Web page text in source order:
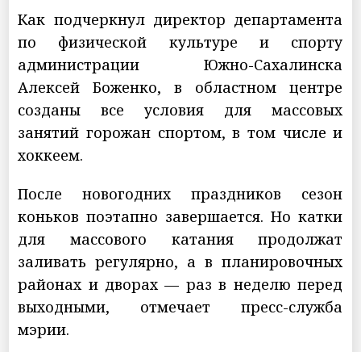
Как подчеркнул директор департамента
по физической культуре и спорту
администрации Южно-Сахалинска
Алексей Боженко, в областном центре
созданы все условия для массовых
занятий горожан спортом, в том числе и
хоккеем.
После новогодних праздников сезон
коньков поэтапно завершается. Но катки
для массового катания продолжат
заливать регулярно, а в планировочных
районах и дворах — раз в неделю перед
выходными, отмечает пресс-служба
мэрии.